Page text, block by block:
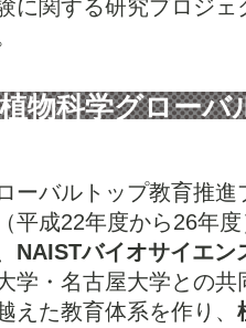
に関する研究プロジ
物科学グロー
ーバルトップ教育推
平成22年度から26年
NAISTバイオサイエン
学・名古屋大学との
えた教育体系を作り、